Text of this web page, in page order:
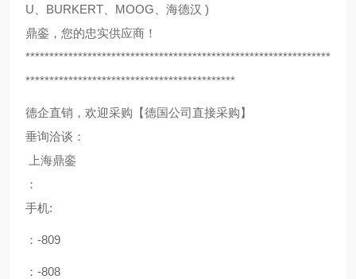
U、BURKERT、MOOG、海德汉 )
鼎銮，您的忠实供应商！
****************************************************************
********************************************
德企直销，欢迎采购【德国公司直接采购】
垂询洽谈：
上海鼎銮
：
手机:
：-809
：-808